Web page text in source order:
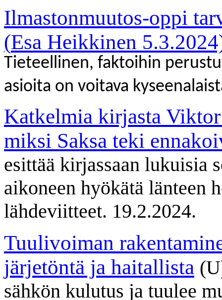
Ilmastonmuutos-oppi
(Esa Heikkinen
Tieteellinen, faktoihin
asioita on voitava
Katkelmia kirjasta
miksi Saksa teki
esittää kirjassaan lukuisia
aikoneen hyökätä länteen
lähdeviitteet. 19.2.2024.
Tuulivoiman
järjetöntä ja haitallista
sähkön kulutus ja tuulee